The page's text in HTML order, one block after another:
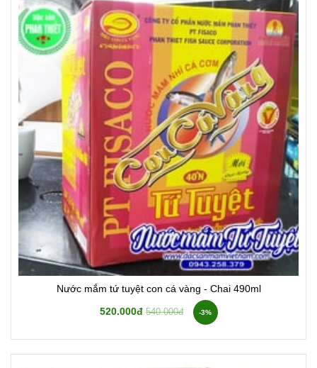
Nước mắm tứ tuyệt con cá vàng - Chai 490ml
520.000đ 540.000đ -3%